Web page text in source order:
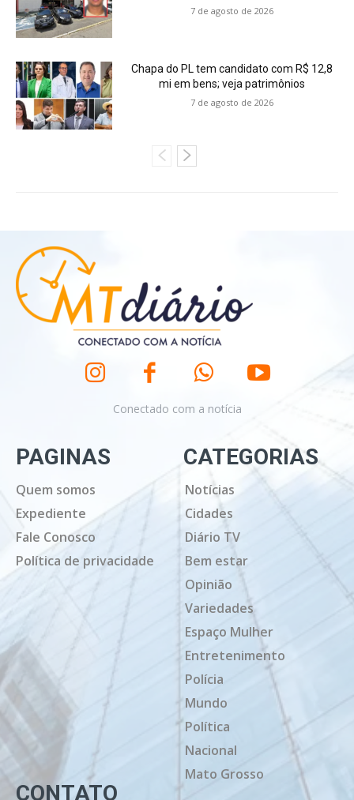
7 de agosto de 2026
Chapa do PL tem candidato com R$ 12,8
mi em bens; veja patrimônios
7 de agosto de 2026
Conectado com a notícia
PAGINAS
Quem somos
Expediente
Fale Conosco
Política de privacidade
CATEGORIAS
Notícias
Cidades
Diário TV
Bem estar
Opinião
Variedades
Espaço Mulher
Entretenimento
Polícia
Mundo
Política
Nacional
Mato Grosso
CONTATO